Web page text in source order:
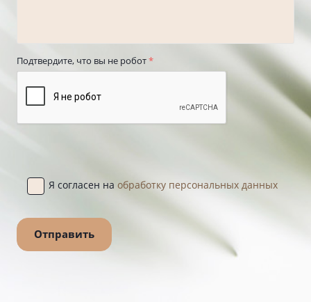
Подтвердите, что вы не робот*
Я согласен на обработку персональных данных